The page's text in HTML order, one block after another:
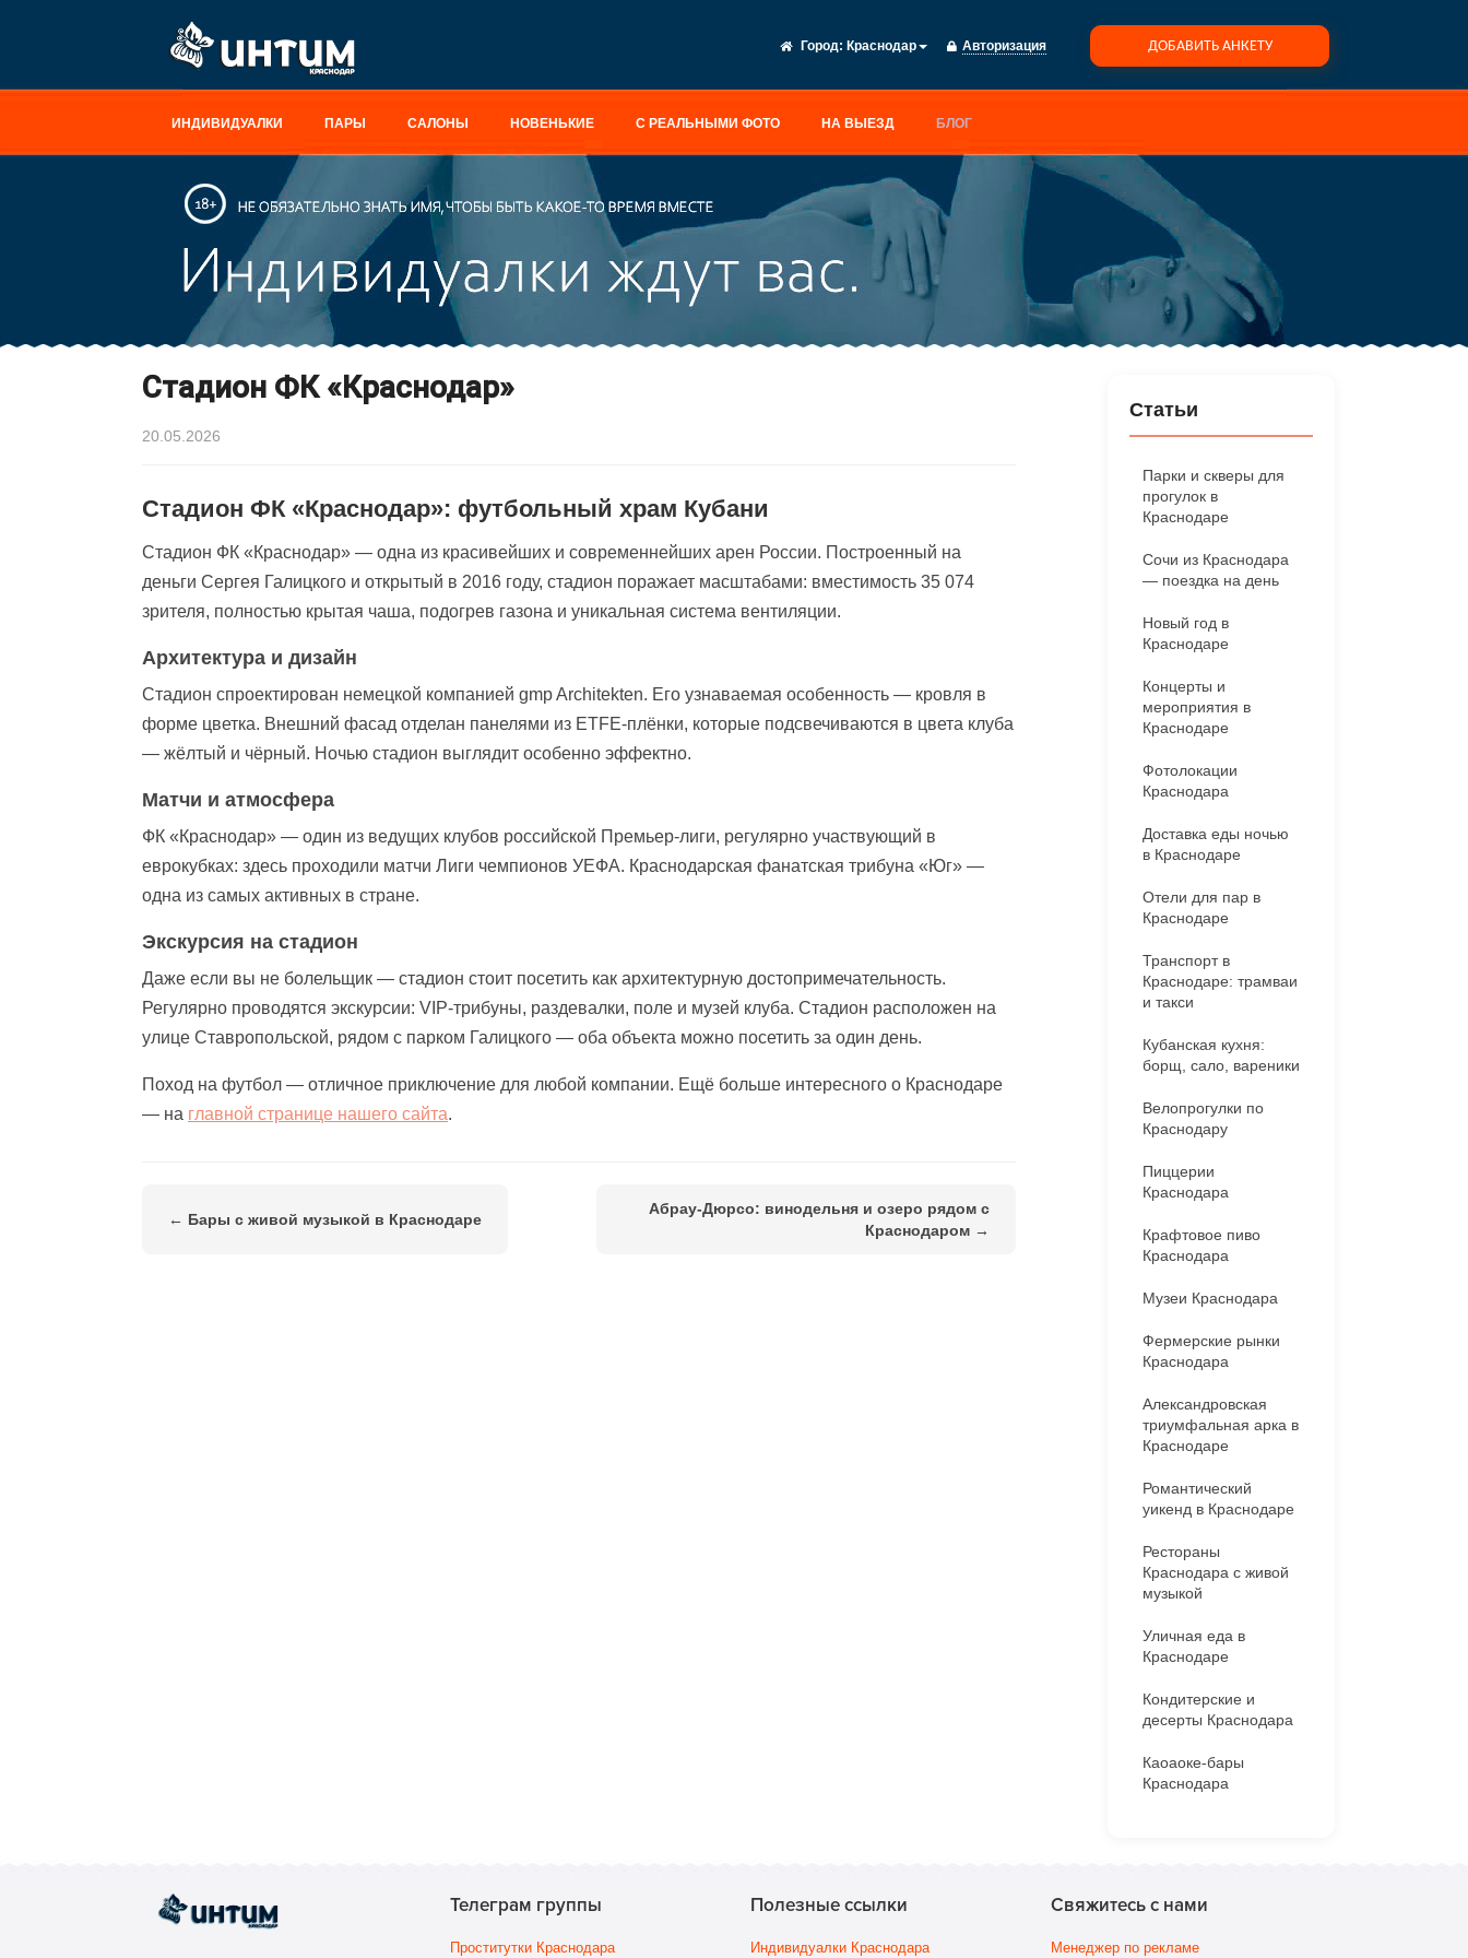
ДОБАВИТЬ АНКЕТУ
Город: Краснодар Авторизация
ИНДИВИДУАЛКИ ПАРЫ САЛОНЫ НОВЕНЬКИЕ С РЕАЛЬНЫМИ ФОТО НА ВЫЕЗД БЛОГ
Статьи
Парки и скверы для
прогулок в
Краснодаре
Сочи из Краснодара
— поездка на день
Новый год в
Краснодаре
Концерты и
мероприятия в
Краснодаре
Фотолокации
Краснодара
Доставка еды ночью
в Краснодаре
Отели для пар в
Краснодаре
Транспорт в
Краснодаре: трамваи
и такси
Кубанская кухня:
борщ, сало, вареники
Велопрогулки по
Краснодару
Пиццерии
Краснодара
Крафтовое пиво
Краснодара
Музеи Краснодара
Фермерские рынки
Краснодара
Александровская
триумфальная арка в
Краснодаре
Романтический
уикенд в Краснодаре
Рестораны
Краснодара с живой
музыкой
Уличная еда в
Краснодаре
Кондитерские и
десерты Краснодара
Каоаоке-бары
Краснодара
Стадион ФК «Краснодар»
20.05.2026
Стадион ФК «Краснодар»: футбольный храм Кубани
Стадион ФК «Краснодар» — одна из красивейших и современнейших арен России. Построенный на
деньги Сергея Галицкого и открытый в 2016 году, стадион поражает масштабами: вместимость 35 074
зрителя, полностью крытая чаша, подогрев газона и уникальная система вентиляции.
Архитектура и дизайн
Стадион спроектирован немецкой компанией gmp Architekten. Его узнаваемая особенность — кровля в
форме цветка. Внешний фасад отделан панелями из ETFE-плёнки, которые подсвечиваются в цвета клуба
— жёлтый и чёрный. Ночью стадион выглядит особенно эффектно.
Матчи и атмосфера
ФК «Краснодар» — один из ведущих клубов российской Премьер-лиги, регулярно участвующий в
еврокубках: здесь проходили матчи Лиги чемпионов УЕФА. Краснодарская фанатская трибуна «Юг» —
одна из самых активных в стране.
Экскурсия на стадион
Даже если вы не болельщик — стадион стоит посетить как архитектурную достопримечательность.
Регулярно проводятся экскурсии: VIP-трибуны, раздевалки, поле и музей клуба. Стадион расположен на
улице Ставропольской, рядом с парком Галицкого — оба объекта можно посетить за один день.
Поход на футбол — отличное приключение для любой компании. Ещё больше интересного о Краснодаре
— на главной странице нашего сайта.
← Бары с живой музыкой в Краснодаре
Абрау-Дюрсо: винодельня и озеро рядом с
Краснодаром →
Телеграм группы
Проститутки Краснодара
Полезные ссылки
Индивидуалки Краснодара
Свяжитесь с нами
Менеджер по рекламе